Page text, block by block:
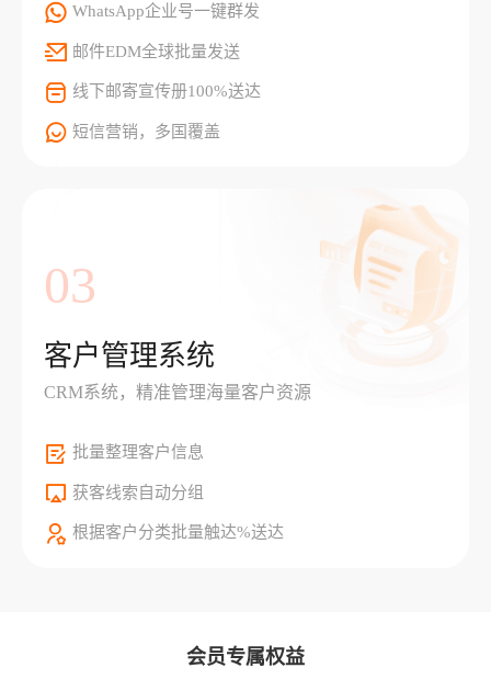
WhatsApp企业号一键群发
邮件EDM全球批量发送
线下邮寄宣传册100%送达
短信营销，多国覆盖
03
客户管理系统
CRM系统，精准管理海量客户资源
批量整理客户信息
获客线索自动分组
根据客户分类批量触达%送达
会员专属权益